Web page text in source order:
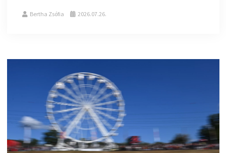
Bertha Zsófia 2026.07.26.